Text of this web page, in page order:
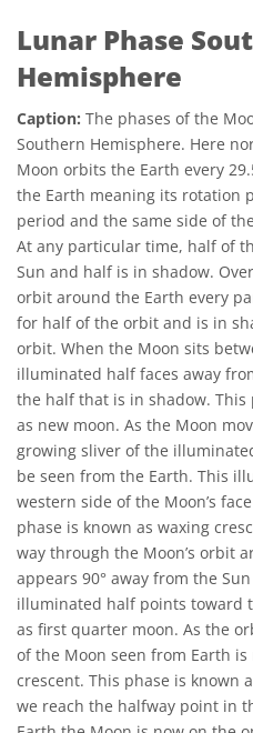
Lunar Phase
Hemisphere
Caption: The phases of the
Southern Hemisphere. Here
Moon orbits the Earth every
the Earth meaning its rotation
period and the same side of
At any particular time, half of
Sun and half is in shadow.
orbit around the Earth every
for half of the orbit and is in
orbit. When the Moon sits
illuminated half faces away
the half that is in shadow. This
as new moon. As the Moon
growing sliver of the
be seen from the Earth. This
western side of the Moon’s
phase is known as waxing
way through the Moon’s orbit
appears 90° away from the
illuminated half points toward
as first quarter moon. As the
of the Moon seen from Earth
crescent. This phase is known
we reach the halfway point in